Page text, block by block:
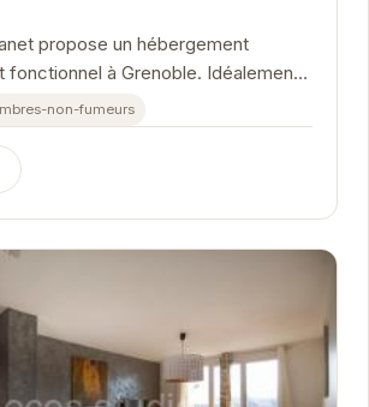
propose un hébergement
à Grenoble. Idéalement
accès facile aux principaux...
non-fumeurs